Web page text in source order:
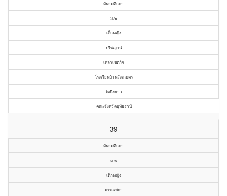
มัธยมศึกษา
ม.๒
เด็กหญิง
ปรีชญาน์
เหล่าเขตกิจ
โรงเรียนบ้านวังเกษตร
วัดบึงยาว
คณะจังหวัดอุทัยธานี
39
มัธยมศึกษา
ม.๒
เด็กหญิง
พรรณพษา